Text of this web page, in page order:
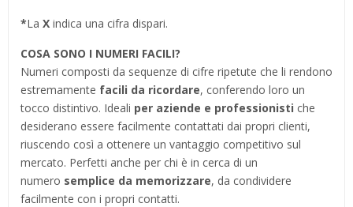
*La X indica una cifra dispari.
COSA SONO I NUMERI FACILI?
Numeri composti da sequenze di cifre ripetute che li rendono
estremamente facili da ricordare, conferendo loro un
tocco distintivo. Ideali per aziende e professionisti che
desiderano essere facilmente contattati dai propri clienti,
riuscendo così a ottenere un vantaggio competitivo sul
mercato. Perfetti anche per chi è in cerca di un
numero semplice da memorizzare, da condividere
facilmente con i propri contatti.